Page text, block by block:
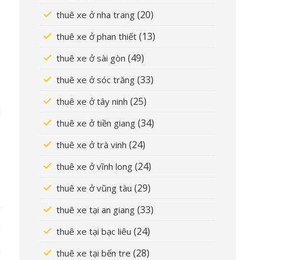
thuê xe ở nha trang (20)
thuê xe ở phan thiết (13)
thuê xe ở sài gòn (49)
thuê xe ở sóc trăng (33)
thuê xe ở tây ninh (25)
thuê xe ở tiền giang (34)
thuê xe ở trà vinh (24)
thuê xe ở vĩnh long (24)
thuê xe ở vũng tàu (29)
thuê xe tại an giang (33)
thuê xe tại bạc liêu (24)
thuê xe tại bến tre (28)